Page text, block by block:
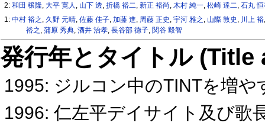
2:和田 穣隆 ,大平 寛人 山下 透 ,折橋 裕二 ,新正 裕尚 木村 純一 ,松崎 達二 ,石丸
1:中村 裕之 久野 元晴 ,佐藤 佳子 ,加藤 進 周藤 正史 ,宇河 雅之 山際 敦史 川上 裕
裕之 蒲原 秀典, 酒井 治孝, 長谷部 徳子, 関谷 毅智
発行年とタイトル
1995: ジルコン中のTINTを増
1996: 仁左平デイサイト及び歌